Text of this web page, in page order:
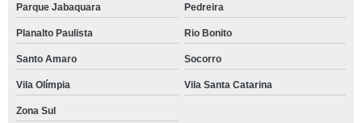
Parque Jabaquara Pedreira
Planalto Paulista Rio Bonito
Santo Amaro Socorro
Vila Olímpia Vila Santa Catarina
Zona Sul